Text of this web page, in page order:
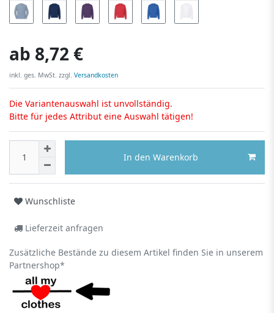
ab 8,72 €
inkl. ges. MwSt. zzgl. Versandkosten
Die Variantenauswahl ist unvollständig.
Bitte für jedes Attribut eine Auswahl tätigen!
In den Warenkorb
Wunschliste
Lieferzeit anfragen
Zusätzliche Bestände zu diesem Artikel finden Sie in unserem
Partnershop*